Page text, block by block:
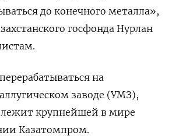
до конечного металла»,
госфонда Нурлан
на
заводе (УМЗ),
крупнейшей в мире
Казатомпром.